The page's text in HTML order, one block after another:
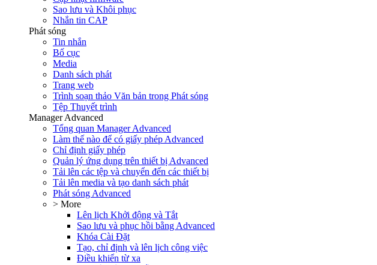
Sao lưu và Khôi phục
Nhắn tin CAP
Phát sóng
Tin nhắn
Bố cục
Media
Danh sách phát
Trang web
Trình soạn thảo Văn bản trong Phát sóng
Tệp Thuyết trình
Manager Advanced
Tổng quan Manager Advanced
Làm thế nào để có giấy phép Advanced
Chỉ định giấy phép
Quản lý ứng dụng trên thiết bị Advanced
Tải lên các tệp và chuyển đến các thiết bị
Tải lên media và tạo danh sách phát
Phát sóng Advanced
> More
Lên lịch Khởi động và Tắt
Sao lưu và phục hồi bằng Advanced
Khóa Cài Đặt
Tạo, chỉ định và lên lịch công việc
Điều khiển từ xa